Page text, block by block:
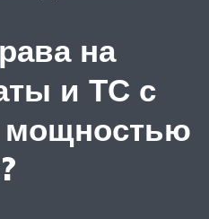
на
и ТС с
мощностью